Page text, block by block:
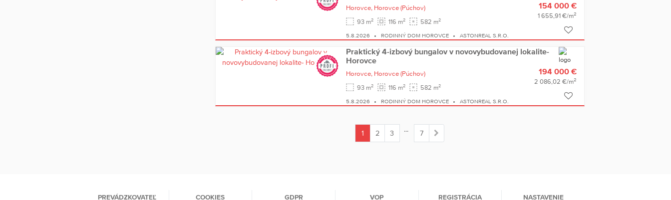
Horovce, Horovce (Púchov)
93 m2 116 m2 582 m2
154 000 €
1 655,91 €/m2
5.8.2026 RODINNÝ DOM HOROVCE ASTONREAL S.R.O.
Praktický 4-izbový bungalov v novovybudovanej lokalite-
Horovce
Horovce, Horovce (Púchov)
93 m2 116 m2 582 m2
194 000 €
2 086,02 €/m2
5.8.2026 RODINNÝ DOM HOROVCE ASTONREAL S.R.O.
1
2 3 ... 7
PREVÁDZKOVATEĽ COOKIES GDPR VOP REGISTRÁCIA NASTAVENIE